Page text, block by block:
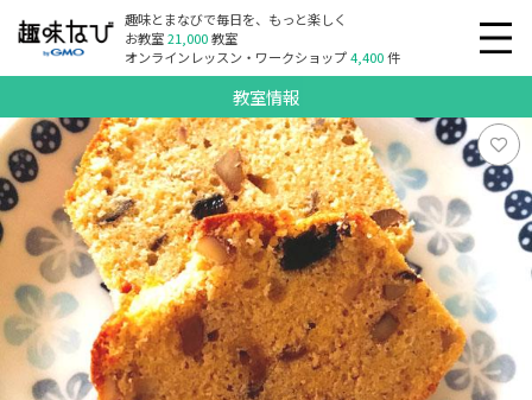
趣味とまなびで毎日を、もっと楽しく
お教室21,000教室
オンラインレッスン・ワークショップ4,400件
教室情報